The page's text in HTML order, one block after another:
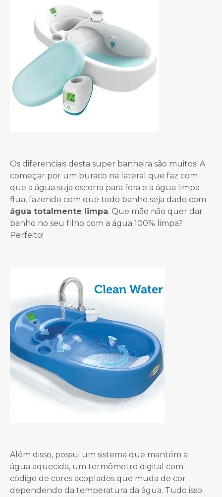
Os diferenciais desta super banheira são muitos! A
começar por um buraco na lateral que faz com
que a água suja escorra para fora e a água limpa
flua, fazendo com que todo banho seja dado com
água totalmente limpa. Que mãe não quer dar
banho no seu filho com a água 100% limpa?
Perfeito!
Além disso, possui um sistema que mantém a
água aquecida, um termômetro digital com
código de cores acoplados que muda de cor
dependendo da temperatura da água. Tudo isso